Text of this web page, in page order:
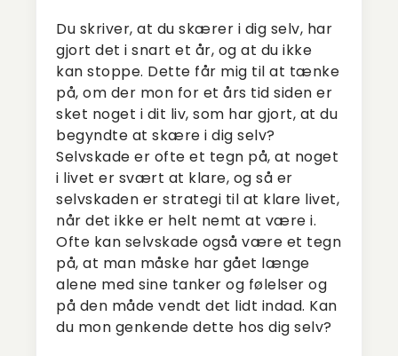
Du skriver, at du skærer i dig selv, har
gjort det i snart et år, og at du ikke
kan stoppe. Dette får mig til at tænke
på, om der mon for et års tid siden er
sket noget i dit liv, som har gjort, at du
begyndte at skære i dig selv?
Selvskade er ofte et tegn på, at noget
i livet er svært at klare, og så er
selvskaden er strategi til at klare livet,
når det ikke er helt nemt at være i.
Ofte kan selvskade også være et tegn
på, at man måske har gået længe
alene med sine tanker og følelser og
på den måde vendt det lidt indad. Kan
du mon genkende dette hos dig selv?